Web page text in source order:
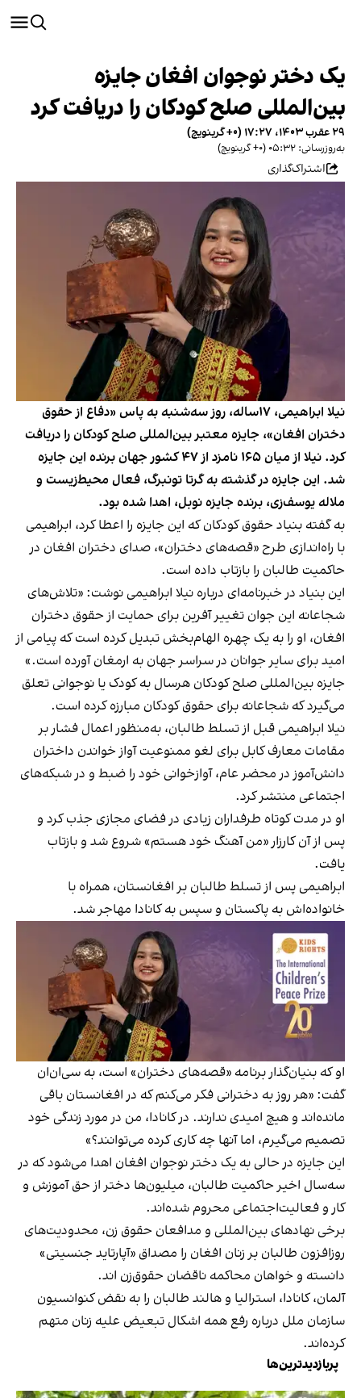
یک دختر نوجوان افغان جایزه
بین‌المللی صلح کودکان را دریافت کرد
۲۹ عقرب ۱۴۰۳، ۱۷:۲۷ (‎+۰ گرینویچ)
به‌روزرسانی: ۰۵:۳۲ (‎+۰ گرینویچ)
اشتراک‌گذاری
نیلا ابراهیمی، ۱۷ساله، روز سه‌شنبه به پاس «دفاع از حقوق
دختران افغان»، جایزه معتبر بین‌المللی صلح کودکان را دریافت
کرد. نیلا از میان ۱۶۵ نامزد از ۴۷ کشور جهان برنده این جایزه
شد. این جایزه در گذشته به گرتا تونبرگ، فعال محیط‌زیست و
ملاله یوسف‌زی، برنده جایزه نوبل، اهدا شده بود.
به گفته بنیاد حقوق کودکان که این جایزه را اعطا کرد، ابراهیمی
با راه‌اندازی طرح «قصه‌های دختران»، صدای دختران افغان در
حاکمیت طالبان را بازتاب داده است.
این بنیاد در خبرنامه‌ای درباره نیلا ابراهیمی نوشت: «تلاش‌های
شجاعانه این جوان تغییر آفرین برای حمایت از حقوق دختران
افغان، او را به یک چهره الهام‌بخش تبدیل کرده است که پیامی از
امید برای سایر جوانان در سراسر جهان به ارمغان آورده است.»
جایزه بین‌المللی صلح کودکان هرسال به کودک یا نوجوانی تعلق
می‌گیرد که شجاعانه برای حقوق کودکان مبارزه کرده است.
نیلا ابراهیمی قبل از تسلط طالبان، به‌منظور اعمال فشار بر
مقامات معارف کابل برای لغو ممنوعیت آواز خواندن داختران
دانش‌آموز در محضر عام، آوازخوانی خود را ضبط و در شبکه‌های
اجتماعی منتشر کرد.
او در مدت کوتاه طرفداران زیادی در فضای مجازی جذب کرد و
پس از آن کارزار «من آهنگ خود هستم» شروع شد و بازتاب
یافت.
ابراهیمی پس از تسلط طالبان بر افغانستان، همراه با
خانواده‌اش به پاکستان و سپس به کانادا مهاجر شد.
او که بنیان‌گذار برنامه «قصه‌های دختران» است، به سی‌ان‌ان
گفت: «هر روز به دخترانی فکر می‌کنم که در افغانستان باقی
مانده‌اند و هیچ امیدی ندارند. در کانادا، من در مورد زندگی خود
تصمیم می‌گیرم، اما آنها چه کاری کرده می‌توانند؟»
این جایزه در حالی به یک دختر نوجوان افغان اهدا می‌شود که در
سه‌سال اخیر حاکمیت طالبان، میلیون‌ها دختر از حق آموزش و
کار و فعالیت‌اجتماعی محروم شده‌اند.
برخی نهادهای بین‌المللی و مدافعان حقوق زن، محدودیت‌های
روزافزون طالبان بر زنان افغان را مصداق «آپارتاید جنسیتی»
دانسته و خواهان محاکمه ناقضان حقوق‌زن اند.
آلمان، کانادا، استرالیا و هالند طالبان را به نقض کنوانسیون
سازمان ملل درباره رفع همه اشکال تبعیض علیه زنان متهم
کرده‌اند.
پربازدیدترین‌ها